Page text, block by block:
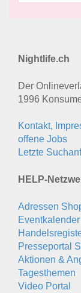
Nightlife.ch
Der
1996
Kontakt,
offene Jobs
Letzte
HELP-
Adressen
Eventkalender
Presseportal
Aktionen &
Tagesthemen
Video Portal